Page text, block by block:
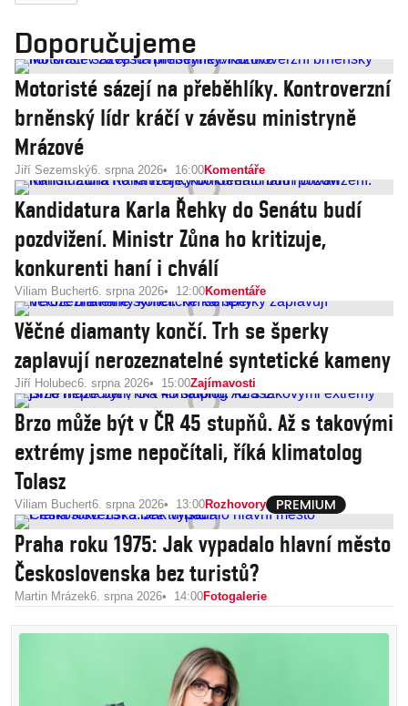
Doporučujeme
Motoristé sázejí na přeběhlíky. Kontroverzní
brněnský lídr kráčí v závěsu ministryně
Mrázové
Jiří Sezemský6. srpna 2026 16:00Komentáře
Kandidatura Karla Řehky do Senátu budí
pozdvižení. Ministr Zůna ho kritizuje,
konkurenti haní i chválí
Viliam Buchert6. srpna 2026 12:00Komentáře
Věčné diamanty končí. Trh se šperky
zaplavují nerozeznatelné syntetické kameny
Jiří Holubec6. srpna 2026 15:00Zajímavosti
Brzo může být v ČR 45 stupňů. Až s takovými
extrémy jsme nepočítali, říká klimatolog
Tolasz
Viliam Buchert6. srpna 2026 13:00Rozhovory
Praha roku 1975: Jak vypadalo hlavní město
Československa bez turistů?
Martin Mrázek6. srpna 2026 14:00Fotogalerie